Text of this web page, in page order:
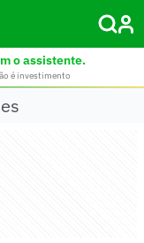
o assistente.
é investimento